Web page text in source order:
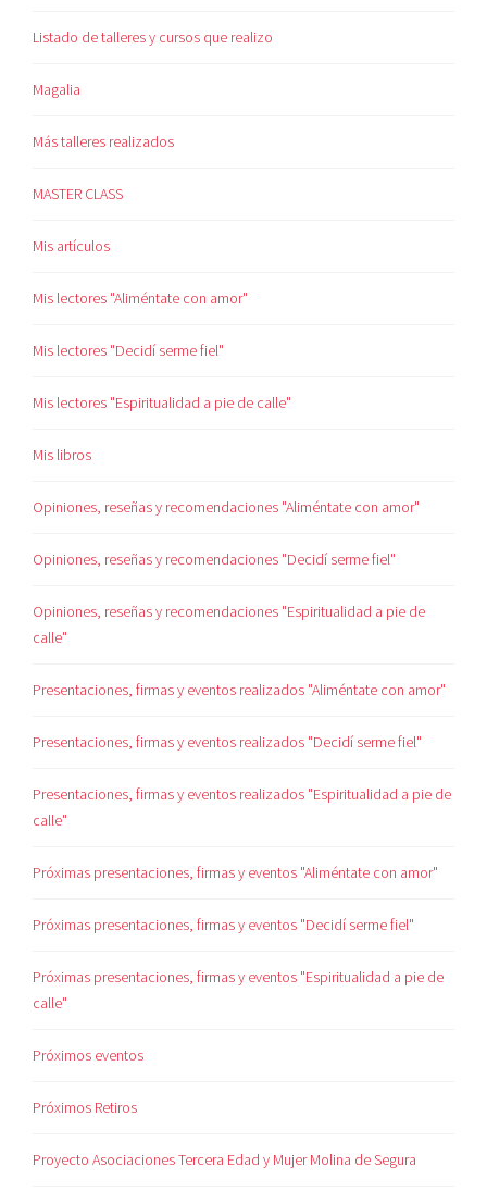
Listado de talleres y cursos que realizo
Magalia
Más talleres realizados
MASTER CLASS
Mis artículos
Mis lectores "Aliméntate con amor"
Mis lectores "Decidí serme fiel"
Mis lectores "Espiritualidad a pie de calle"
Mis libros
Opiniones, reseñas y recomendaciones "Aliméntate con amor"
Opiniones, reseñas y recomendaciones "Decidí serme fiel"
Opiniones, reseñas y recomendaciones "Espiritualidad a pie de
calle"
Presentaciones, firmas y eventos realizados "Aliméntate con amor"
Presentaciones, firmas y eventos realizados "Decidí serme fiel"
Presentaciones, firmas y eventos realizados "Espiritualidad a pie de
calle"
Próximas presentaciones, firmas y eventos "Aliméntate con amor"
Próximas presentaciones, firmas y eventos "Decidí serme fiel"
Próximas presentaciones, firmas y eventos "Espiritualidad a pie de
calle"
Próximos eventos
Próximos Retiros
Proyecto Asociaciones Tercera Edad y Mujer Molina de Segura